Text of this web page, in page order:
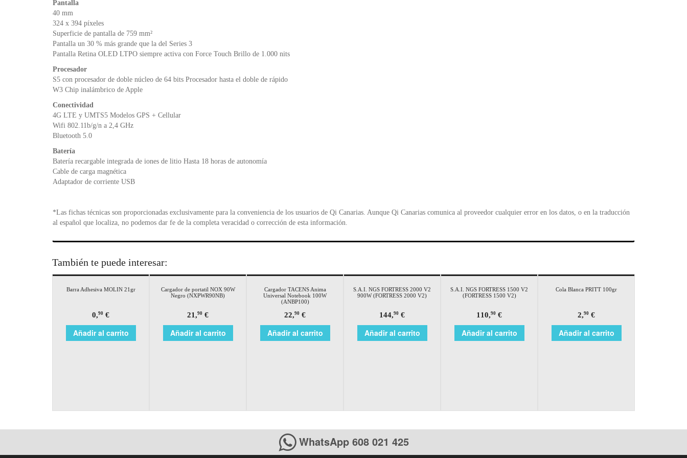
Pantalla
40 mm
324 x 394 píxeles
Superficie de pantalla de 759 mm²
Pantalla un 30 % más grande que la del Series 3
Pantalla Retina OLED LTPO siempre activa con Force Touch Brillo de 1.000 nits
Procesador
S5 con procesador de doble núcleo de 64 bits Procesador hasta el doble de rápido
W3 Chip inalámbrico de Apple
Conectividad
4G LTE y UMTS5 Modelos GPS + Cellular
Wifi 802.11b/g/n a 2,4 GHz
Bluetooth 5.0
Batería
Batería recargable integrada de iones de litio Hasta 18 horas de autonomía
Cable de carga magnética
Adaptador de corriente USB
*Las fichas técnicas son proporcionadas exclusivamente para la conveniencia de los usuarios de Qi Canarias. Aunque Qi Canarias comunica al proveedor cualquier error en los datos, o en la traducción
al español que localiza, no podemos dar fe de la completa veracidad o corrección de esta información.
También te puede interesar:
Barra Adhesiva MOLIN 21gr
0,90 €
Añadir al carrito
Cargador de portatil NOX 90W
Negro (NXPWR90NB)
21,90 €
Añadir al carrito
Cargador TACENS Anima
Universal Notebook 100W
(ANBP100)
22,90 €
Añadir al carrito
S.A.I. NGS FORTRESS 2000 V2
900W (FORTRESS 2000 V2)
144,90 €
Añadir al carrito
S.A.I. NGS FORTRESS 1500 V2
(FORTRESS 1500 V2)
110,90 €
Añadir al carrito
Cola Blanca PRITT 100gr
2,90 €
Añadir al carrito
WhatsApp 608 021 425